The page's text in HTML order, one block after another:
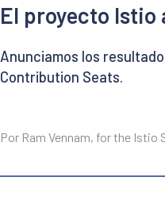
El proyecto Istio
Anunciamos los
Contribution Seats.
Por Ram Vennam, for the Istio